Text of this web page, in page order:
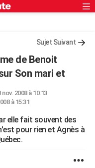
Sujet Suivant
de Benoit
Son mari et
2008 à 10:13
à 15:31
elle fait souvent des
pour rien et Agnès à